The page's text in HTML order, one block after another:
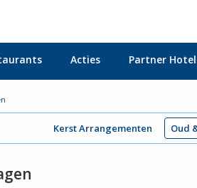
Acties Partner
Kerst Arrangementen Oud